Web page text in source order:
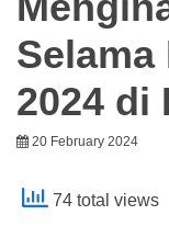
Selama
2024 di
20 February 2024
74 total views